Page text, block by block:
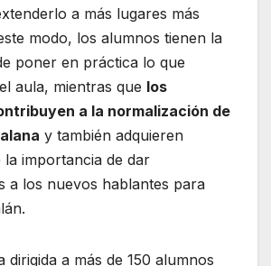
a más lugares más
modo, los alumnos tienen la
poner en práctica lo que
aula, mientras que los
a la normalización de
y también adquieren
la importancia de dar
a los nuevos hablantes para
dirigida a más de 150 alumnos